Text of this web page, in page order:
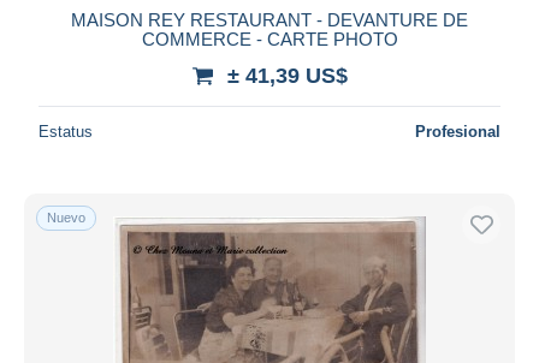
MAISON REY RESTAURANT - DEVANTURE DE
COMMERCE - CARTE PHOTO
± 41,39 US$
Estatus Profesional
Nuevo